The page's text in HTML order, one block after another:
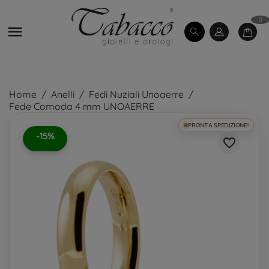

0
Home Anelli
Fedi Nuziali Unoaerre
Fede Comoda 4 mm UNOAERRE
-15%
PRONTA SPEDIZIONE!
favorite_border